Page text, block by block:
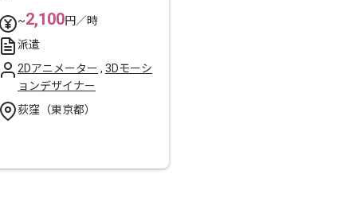
~2,100円／時
派遣
2Dアニメーター , 3Dモーシ
ョンデザイナー
荻窪（東京都）